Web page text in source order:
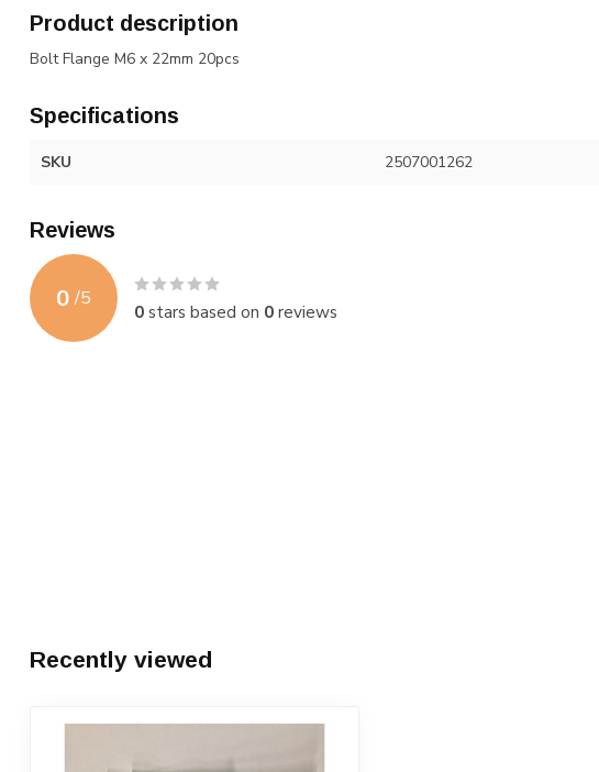
Product description
Bolt Flange M6 x 22mm 20pcs
Specifications
SKU 2507001262
Reviews
0 /5
0stars based on 0reviews
Recently viewed